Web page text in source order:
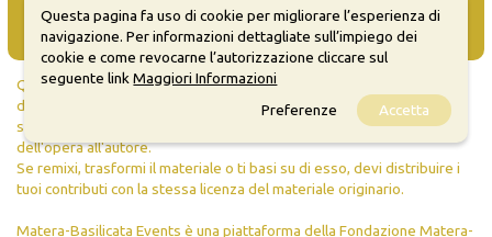
Quanto realizzato è sottoposto a licenza CC-BY-SA che permette di
distribuire, modificare, creare opere derivate dall'originale, anche a
scopi commerciali, a condizione che venga riconosciuta la paternità
dell'opera all'autore.
Se remixi, trasformi il materiale o ti basi su di esso, devi distribuire i
tuoi contributi con la stessa licenza del materiale originario.
Matera-Basilicata Events è una piattaforma della Fondazione Matera-
Questa pagina fa uso di cookie per migliorare l’esperienza di
navigazione. Per informazioni dettagliate sull’impiego dei
cookie e come revocarne l’autorizzazione cliccare sul
seguente linkMaggiori Informazioni
Preferenze
Accetta